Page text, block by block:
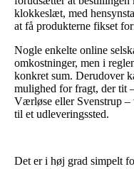
klokkeslæt, med
at få produkterne fikset
Nogle enkelte online
omkostninger, men i
konkret sum. Derudover
mulighed for fragt, der tit
Værløse eller Svenstrup
til et udleveringssted.
Det er i høj grad simpelt